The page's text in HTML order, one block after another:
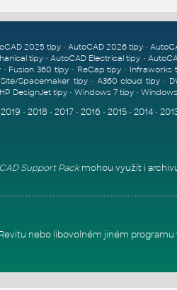
2025 tipy• AutoCAD 2026 tipy •
tipy•AutoCAD Electrical tipy •
• Fusion 360 tipy • ReCap tipy • Infraworks
Spacemaker tipy• A360 cloud tipy•
HP DesignJet tipy• Windows 7 tipy•
2019 • 2018 • 2017• 2016• 2015• 2014•
CAD Support Packmohou využít i
nebo libovolném jiném